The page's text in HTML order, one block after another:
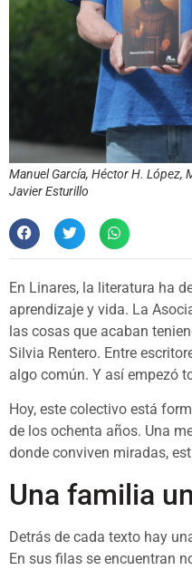
Manuel García, Héctor H. López,
Javier Esturillo
En Linares, la literatura ha
aprendizaje y vida. La
las cosas que acaban
Silvia Rentero. Entre
algo común. Y así empezó
Hoy, este colectivo está
de los ochenta años. Una
donde conviven miradas,
Una familia
Detrás de cada texto hay
En sus filas se encuentran